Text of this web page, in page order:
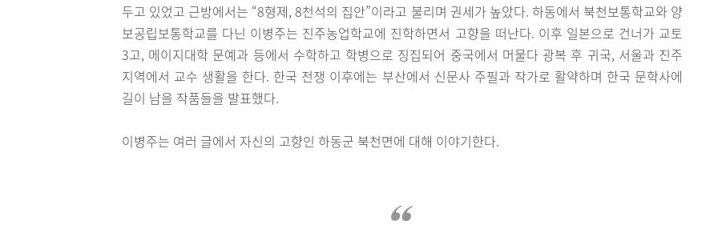
두고 있었고 근방에서는 “8형제, 8천석의 집안”이라고 불리며 권세가 높았다. 하동에서 북천보통학교와 양
보공립보통학교를 다닌 이병주는 진주농업학교에 진학하면서 고향을 떠난다. 이후 일본으로 건너가 교토
3고, 메이지대학 문예과 등에서 수학하고 학병으로 징집되어 중국에서 머물다 광복 후 귀국, 서울과 진주
지역에서 교수 생활을 한다. 한국 전쟁 이후에는 부산에서 신문사 주필과 작가로 활약하며 한국 문학사에
길이 남을 작품들을 발표했다.
이병주는 여러 글에서 자신의 고향인 하동군 북천면에 대해 이야기한다.